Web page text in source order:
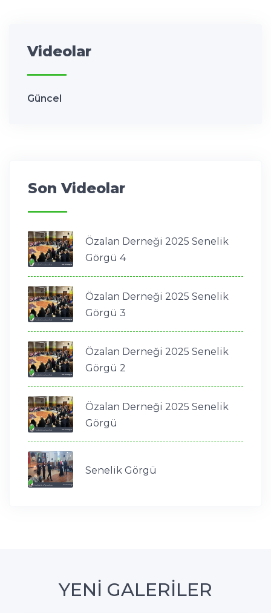
Videolar
Güncel
Son Videolar
Özalan Derneği 2025 Senelik
Görgü 4
Özalan Derneği 2025 Senelik
Görgü 3
Özalan Derneği 2025 Senelik
Görgü 2
Özalan Derneği 2025 Senelik
Görgü
Senelik Görgü
YENİ GALERİLER